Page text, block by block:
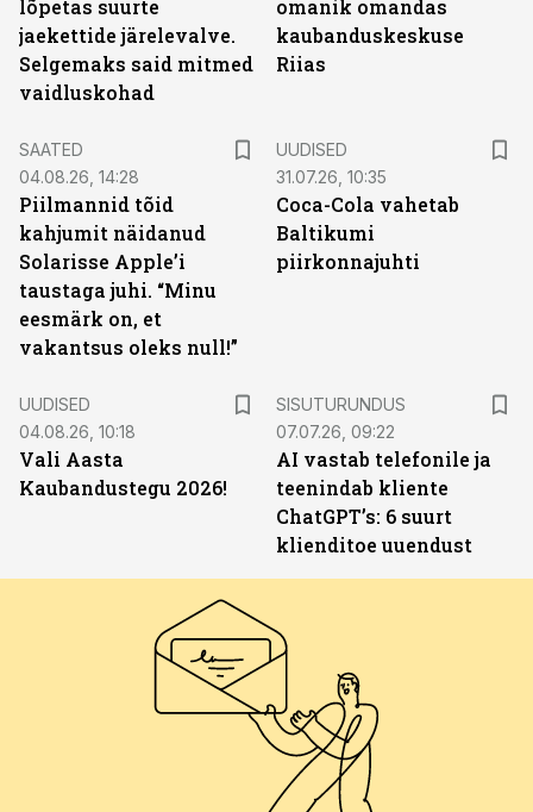
lõpetas suurte
jaekettide järelevalve.
Selgemaks said mitmed
vaidluskohad
omanik omandas
kaubanduskeskuse
Riias
SAATED
04.08.26, 14:28
Piilmannid tõid
kahjumit näidanud
Solarisse Apple’i
taustaga juhi. “Minu
eesmärk on, et
vakantsus oleks null!”
UUDISED
31.07.26, 10:35
Coca-Cola vahetab
Baltikumi
piirkonnajuhti
UUDISED
04.08.26, 10:18
Vali Aasta
Kaubandustegu 2026!
SISUTURUNDUS
07.07.26, 09:22
AI vastab telefonile ja
teenindab kliente
ChatGPT’s: 6 suurt
klienditoe uuendust